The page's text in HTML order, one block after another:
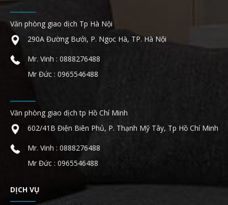
Văn phòng giao dịch Tp Hà Nội
290A Đường Bưởi, P. Ngọc Hà, TP. Hà Nội
Mr. Vinh : 0888276488
Mr Đức : 0965546488
Văn phòng giao dịch tp Hồ Chí Minh
602/41B Điện Biên Phủ, P. Thạnh Mỹ Tây, Tp Hồ Chí Minh
Mr. Vinh : 0888276488
Mr Đức : 0965546488
DỊCH VỤ